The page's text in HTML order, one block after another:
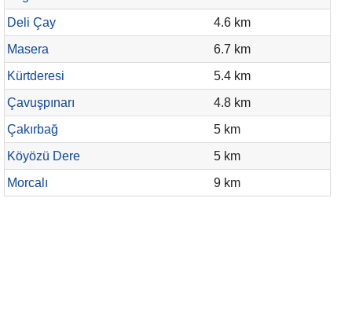
Deli Çay
4.6 km
Masera
6.7 km
Kürtderesi
5.4 km
Çavuşpınarı
4.8 km
Çakırbağ
5 km
Köyözü Dere
5 km
Morcalı
9 km